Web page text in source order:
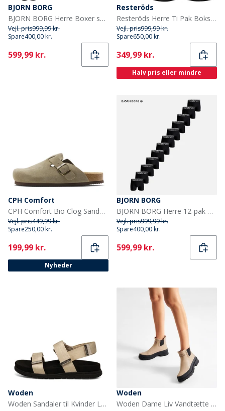
BJORN BORG
BJORN BORG Herre Boxer shorts Flerfarvet
Vejl. pris999,99 kr.
Spare400,00 kr.
Current
599,99 kr.
Resteröds
Resteröds Herre Ti Pak Boksershorts Sort
Vejl. pris999,99 kr.
Spare650,00 kr.
Current
349,99 kr.
Halv pris eller mindre
CPH Comfort
CPH Comfort Bio Clog Sandaler af ruskind Taupe
Vejl. pris449,99 kr.
Spare250,00 kr.
Current
199,99 kr.
Nyheder
BJORN BORG
BJORN BORG Herre 12-pak Bomuld Stretch Boxers Multipack 1
Vejl. pris999,99 kr.
Spare400,00 kr.
Current
599,99 kr.
Woden
Woden Sandaler til Kvinder Louisa 813 Elfenben
Woden
Woden Dame Liv Vandtætte Gummistøvler 852 Coffee Cream